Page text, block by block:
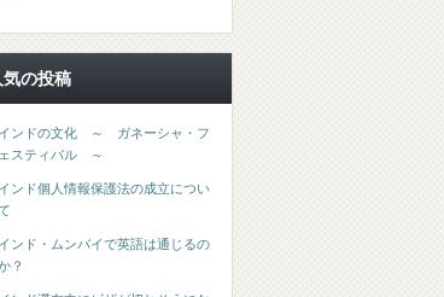
気の投稿
インドの文化 ～ ガネーシャ・フ
ェスティバル ～
インド個人情報保護法の成立につい
インド・ムンバイで英語は通じるの
？